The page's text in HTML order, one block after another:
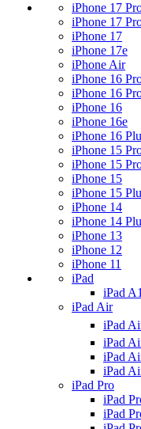
iPhone 17
iPhone 17
iPhone 17
iPhone 17e
iPhone Air
iPhone 16
iPhone 16
iPhone 16
iPhone 16e
iPhone 16
iPhone 15
iPhone 15
iPhone 15
iPhone 15
iPhone 14
iPhone 14
iPhone 13
iPhone 12
iPhone 11
iPad
iPad
iPad Air
iPad
iPad
iPad
iPad
iPad Pro
iPad
iPad